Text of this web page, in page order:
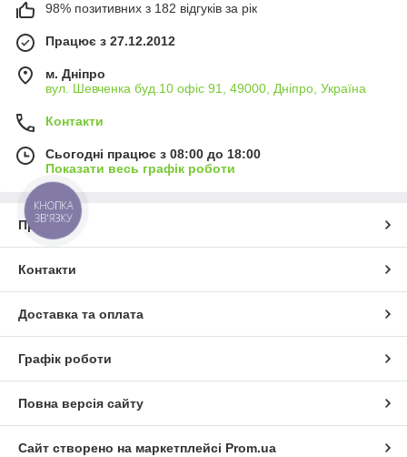
98% позитивних з 182 відгуків за рік
Працює з 27.12.2012
м. Дніпро
вул. Шевченка буд.10 офіс 91, 49000, Дніпро, Україна
Контакти
Сьогодні працює з 08:00 до 18:00
Показати весь графік роботи
Про нас
Контакти
Доставка та оплата
Графік роботи
Повна версія сайту
Сайт створено на маркетплейсі Prom.ua
КНОПКА
ЗВ'ЯЗКУ